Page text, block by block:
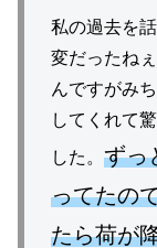
私の過去を
変だったね
んですがみ
してくれて
した。 ずっ
ってたの
たら荷が